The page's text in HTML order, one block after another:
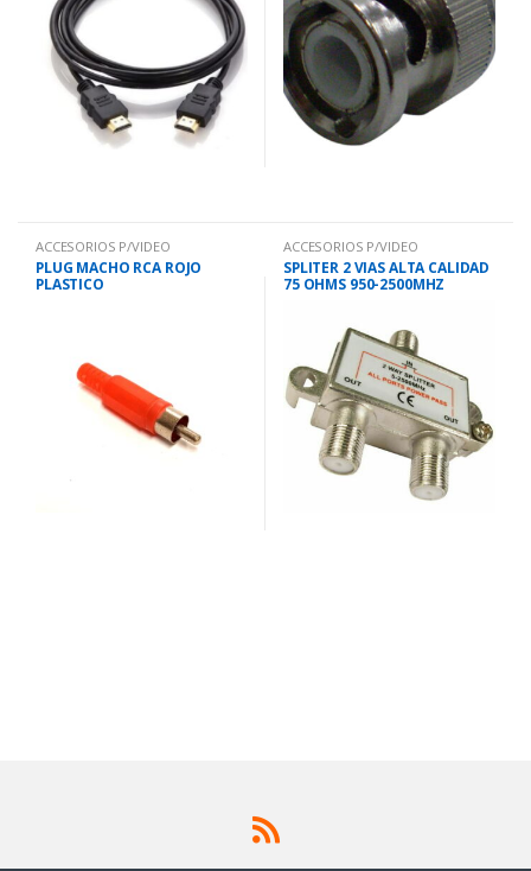
ACCESORIOS P/VIDEO
PLUG MACHO RCA ROJO
PLASTICO
ACCESORIOS P/VIDEO
SPLITER 2 VIAS ALTA CALIDAD
75 OHMS 950-2500MHZ